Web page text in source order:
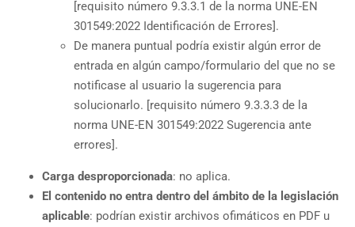
[requisito número 9.3.3.1 de la norma UNE-EN
301549:2022 Identificación de Errores].
De manera puntual podría existir algún error de
entrada en algún campo/formulario del que no se
notificase al usuario la sugerencia para
solucionarlo. [requisito número 9.3.3.3 de la
norma UNE-EN 301549:2022 Sugerencia ante
errores].
Carga desproporcionada: no aplica.
El contenido no entra dentro del ámbito de la legislación
aplicable: podrían existir archivos ofimáticos en PDF u